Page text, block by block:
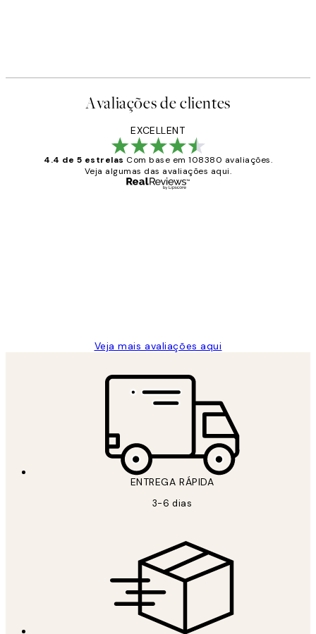
Avaliações de clientes
EXCELLENT
4.4 de 5 estrelas Com base em 108380 avaliações.
Veja algumas das avaliações aqui.
Veja mais avaliações aqui
ENTREGA RÁPIDA
3-6 dias